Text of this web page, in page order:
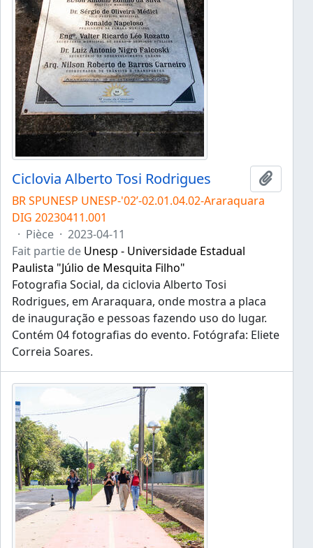
Ciclovia Alberto Tosi Rodrigues
Ajouter
BR SPUNESP UNESP-'02’-02.01.04.02-Araraquara
DIG 20230411.001
· Pièce · 2023-04-11
Fait partie de Unesp - Universidade Estadual
Paulista "Júlio de Mesquita Filho"
Fotografia Social, da ciclovia Alberto Tosi
Rodrigues, em Araraquara, onde mostra a placa
de inauguração e pessoas fazendo uso do lugar.
Contém 04 fotografias do evento. Fotógrafa: Eliete
Correia Soares.